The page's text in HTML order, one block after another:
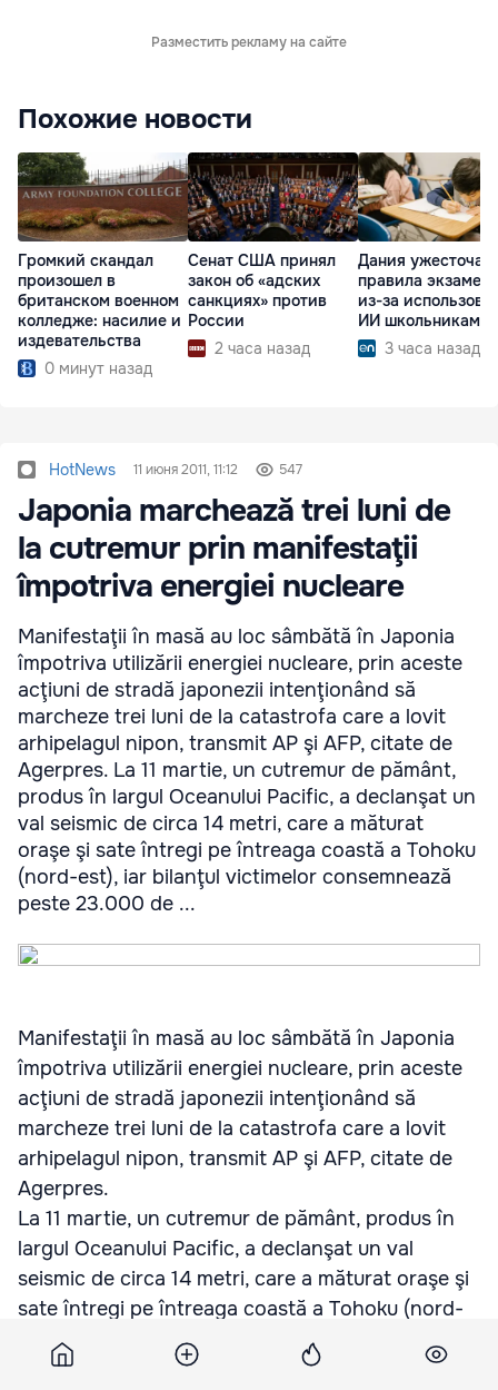
Разместить рекламу на сайте
Похожие новости
Громкий скандал
произошел в
британском военном
колледже: насилие и
издевательства
0 минут назад
Сенат США принял
закон об «адских
санкциях» против
России
2 часа назад
Дания
правила
из-за
ИИ школьниками
3 часа назад
HotNews 11 июня 2011, 11:12 547
Japonia marchează trei luni de
la cutremur prin manifestaţii
împotriva energiei nucleare
Manifestaţii în masă au loc sâmbătă în Japonia
împotriva utilizării energiei nucleare, prin aceste
acţiuni de stradă japonezii intenţionând să
marcheze trei luni de la catastrofa care a lovit
arhipelagul nipon, transmit AP şi AFP, citate de
Agerpres. La 11 martie, un cutremur de pământ,
produs în largul Oceanului Pacific, a declanşat un
val seismic de circa 14 metri, care a măturat
oraşe şi sate întregi pe întreaga coastă a Tohoku
(nord-est), iar bilanţul victimelor consemnează
peste 23.000 de ...
Manifestaţii în masă au loc sâmbătă în Japonia
împotriva utilizării energiei nucleare, prin aceste
acţiuni de stradă japonezii intenţionând să
marcheze trei luni de la catastrofa care a lovit
arhipelagul nipon, transmit AP şi AFP, citate de
Agerpres.
La 11 martie, un cutremur de pământ, produs în
largul Oceanului Pacific, a declanşat un val
seismic de circa 14 metri, care a măturat oraşe şi
sate întregi pe întreaga coastă a Tohoku (nord-
est), iar bilanţul victimelor consemnează peste
23.000 de morţi şi dispăruţi.